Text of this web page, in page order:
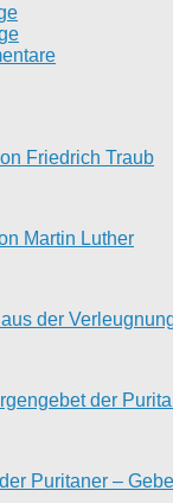
Friedrich Traub
Martin Luther
der
der
Puritaner –